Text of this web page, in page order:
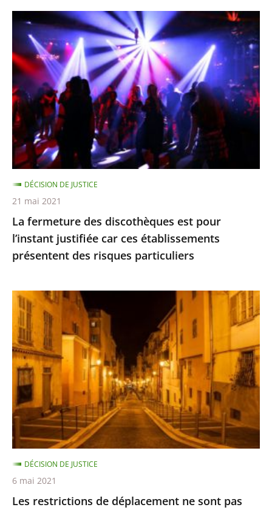
La
fermeture
des
discothèques
est
pour
l’instant
justifiée
car
ces
établissements
présentent
des
risques
particuliers
La fermeture des discothèques est pour
l’instant justifiée car ces établissements
présentent des risques particuliers
DÉCISION DE JUSTICE
21 mai 2021
Les
restrictions
de
déplacement
ne
sont
pas
suspendues
pour
les
personnes
vaccinées
ou
Les restrictions de déplacement ne sont pas
DÉCISION DE JUSTICE
6 mai 2021